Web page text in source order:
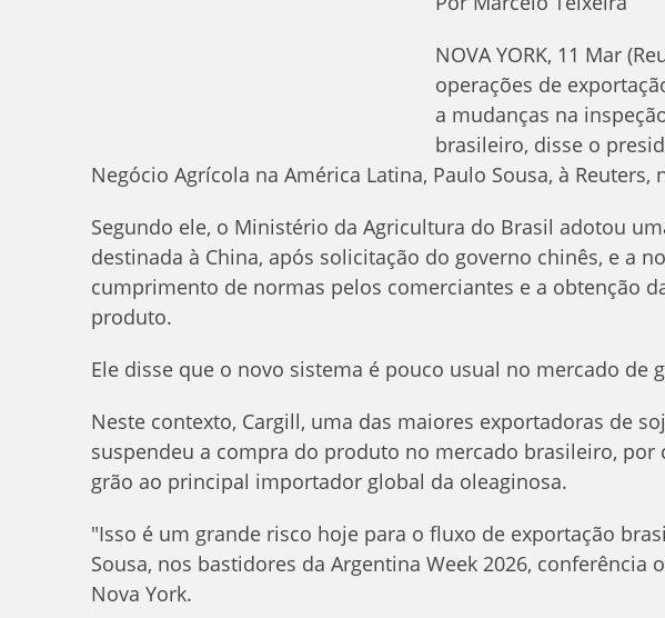
NOVA YORK, 11 Mar
operações de
a mudanças na
brasileiro, disse o
Negócio Agrícola na América Latina, Paulo Sousa, à Reuters,
Segundo ele, o Ministério da Agricultura do Brasil adotou
destinada à China, após solicitação do governo chinês, e a
cumprimento de normas pelos comerciantes e a obtenção
produto.
Ele disse que o novo sistema é pouco usual no mercado de
Neste contexto, Cargill, uma das maiores exportadoras de
suspendeu a compra do produto no mercado brasileiro, por
grão ao principal importador global da oleaginosa.
"Isso é um grande risco hoje para o fluxo de exportação
Sousa, nos bastidores da Argentina Week 2026, conferência
Nova York.